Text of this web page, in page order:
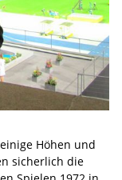
Höhen und
sicherlich die